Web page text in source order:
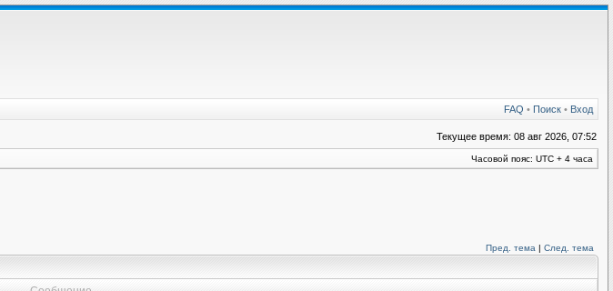
FAQ • Поиск • Вход
Текущее время: 08 авг 2026, 07:52
Часовой пояс: UTC + 4 часа
Пред. тема | След. тема